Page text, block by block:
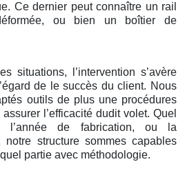
Ce dernier peut connaître un rail
ou bien un boîtier de
situations, l’intervention s’avère
de le succès du client. Nous
outils de plus une procédures
l’efficacité dudit volet. Quel
de fabrication, ou la
notre structure sommes capables
partie avec méthodologie.